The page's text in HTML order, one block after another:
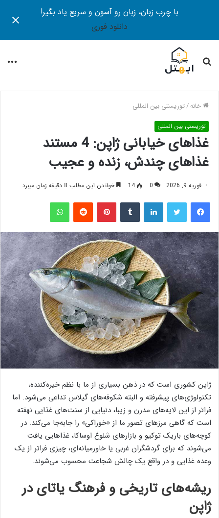
با چرب زبان، زبان رو آسون و سریع یاد بگیر!
دانلود فوری
جستجو
برای
خانه/توریستی بین المللی
توریستی بین المللی
غذاهای خیابانی ژاپن: 4 مستند
غذاهای چندش، زنده و عجیب
فوریه 9, 2026 0
14 خواندن این مطلب 8 دقیقه زمان میبرد
فیس بوک توییتر لینکدین ‫تامبلر ‫پین‌ترست‫رددیت واتس آپ
ژاپن کشوری است که در ذهن بسیاری از ما با نظم خیره‌کننده،
تکنولوژی‌های پیشرفته و البته شکوفه‌های گیلاس تداعی می‌شود. اما
فراتر از این لایه‌های مدرن و زیبا، دنیایی از سنت‌های غذایی نهفته
است که گاهی مرزهای تصور ما از «خوراکی» را جابه‌جا می‌کند. در
کوچه‌های باریک توکیو و بازارهای شلوغ اوساکا، غذاهایی یافت
می‌شوند که برای گردشگران غربی یا خاورمیانه‌ای، چیزی فراتر از یک
وعده غذایی و در واقع یک چالش شجاعت محسوب می‌شوند.
ریشه‌های تاریخی و فرهنگ یاتای در
ژاپن